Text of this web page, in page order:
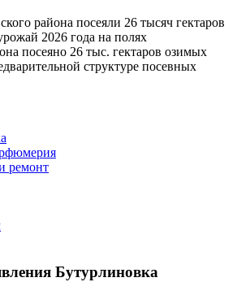
района посеяли 26 тысяч гектаров
2026 года на полях
посеяно 26 тыс. гектаров озимых
структуре посевных
ремонт
Бутурлиновка